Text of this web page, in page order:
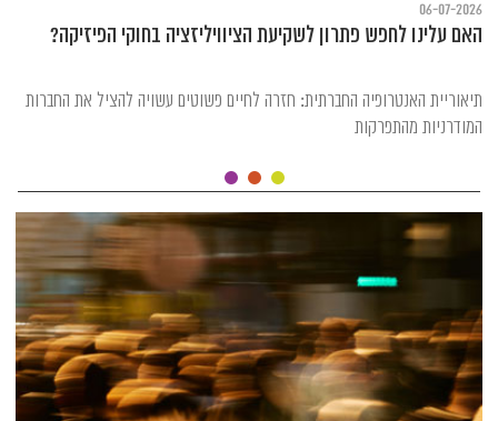
06-07-2026
האם עלינו לחפש פתרון לשקיעת הציוויליזציה בחוקי הפיזיקה?
תיאוריית האנטרופיה החברתית: חזרה לחיים פשוטים עשויה להציל את החברות
המודרניות מהתפרקות